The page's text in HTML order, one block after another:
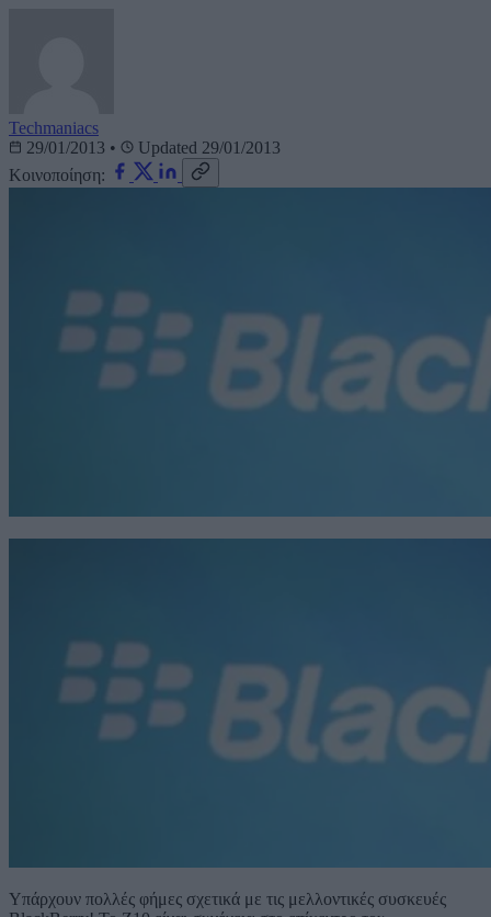
Techmaniacs
29/01/2013 •
Updated 29/01/2013
Κοινοποίηση:
Υπάρχουν πολλές φήμες σχετικά με τις μελλοντικές συσκευές